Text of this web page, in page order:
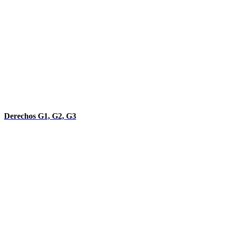
Derechos G1, G2, G3